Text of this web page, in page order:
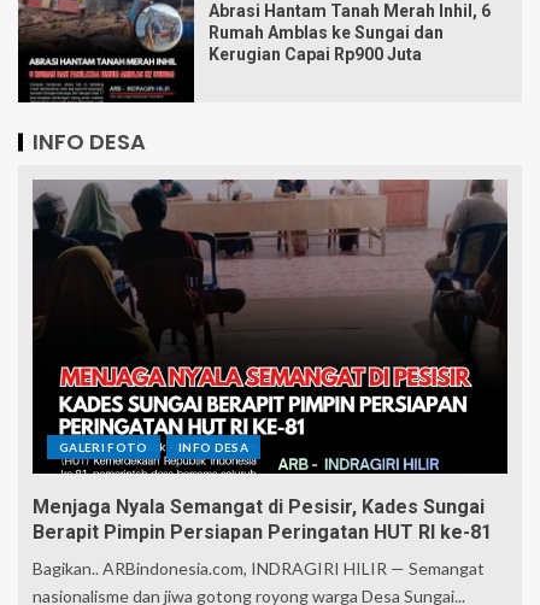
Abrasi Hantam Tanah Merah Inhil, 6
Rumah Amblas ke Sungai dan
Kerugian Capai Rp900 Juta
INFO DESA
GALERI FOTO INFO DESA
Menjaga Nyala Semangat di Pesisir, Kades Sungai
Berapit Pimpin Persiapan Peringatan HUT RI ke-81
Bagikan.. ARBindonesia.com, INDRAGIRI HILIR — Semangat
nasionalisme dan jiwa gotong royong warga Desa Sungai...